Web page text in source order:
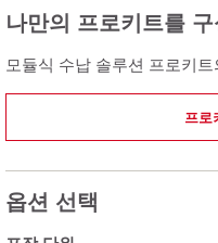
나만의 프로키트를
모듈식 수납 솔루션 프로키
프로
옵션 선택